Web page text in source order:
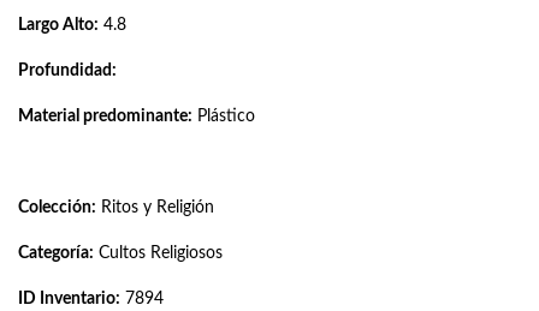
Largo Alto: 4.8
Profundidad:
Material predominante: Plástico
Colección: Ritos y Religión
Categoría: Cultos Religiosos
ID Inventario: 7894